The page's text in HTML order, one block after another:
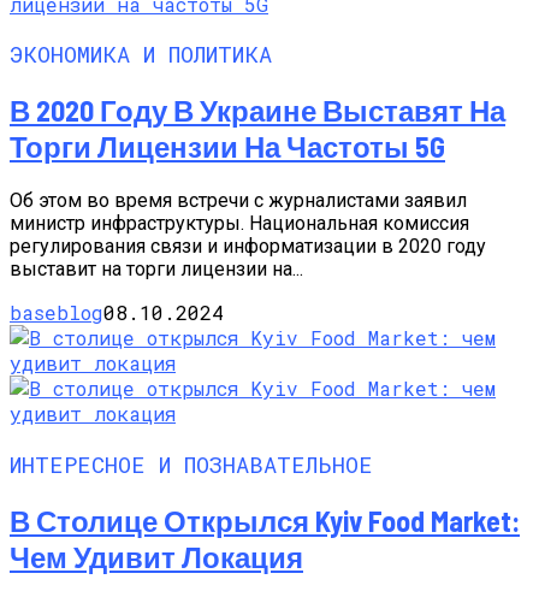
ЭКОНОМИКА И ПОЛИТИКА
В 2020 Году В Украине Выставят На
Торги Лицензии На Частоты 5G
Об этом во время встречи с журналистами заявил
министр инфраструктуры. Национальная комиссия
регулирования связи и информатизации в 2020 году
выставит на торги лицензии на...
baseblog08.10.2024
ИНТЕРЕСНОЕ И ПОЗНАВАТЕЛЬНОЕ
В Столице Открылся Kyiv Food Market:
Чем Удивит Локация